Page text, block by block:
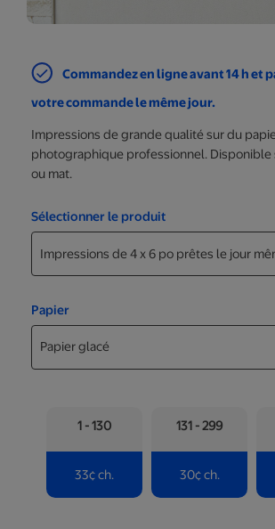
Commandez en ligne avant 14 h et
votre commande le même jour.
Impressions de grande qualité sur du
photographique professionnel. Disponible
ou mat.
Sélectionner le produit
Papier
1 - 130 131 - 299
33¢ch. 30¢ch.